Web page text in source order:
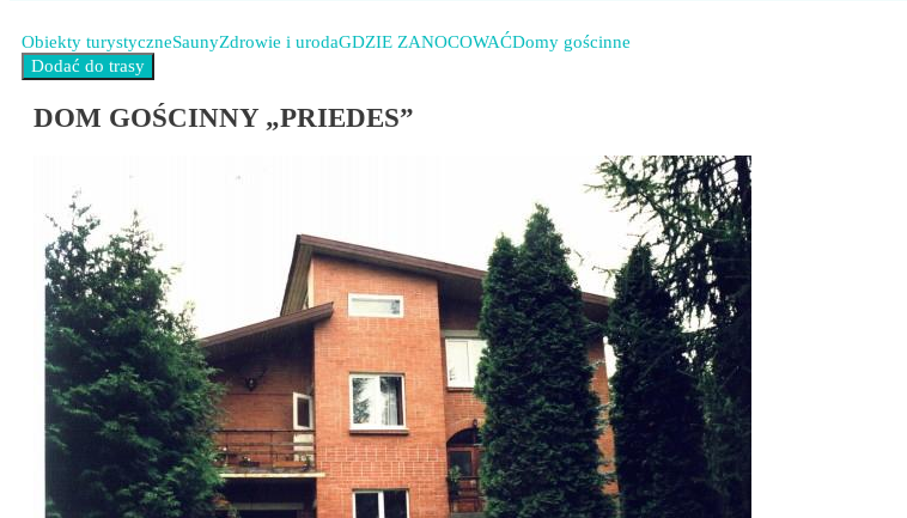
Obiekty turystyczneSaunyZdrowie i urodaGDZIE ZANOCOWAĆDomy gościnne
DOM GOŚCINNY „PRIEDES”